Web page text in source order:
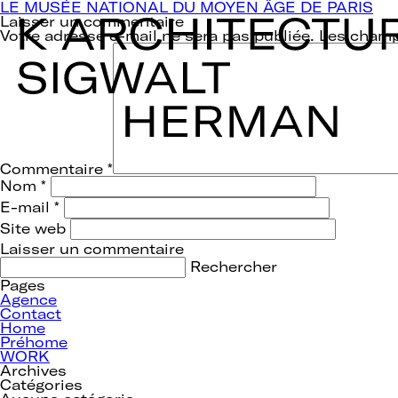
Navigation
de
l’article
LE MUSÉE NATIONAL DU MOYEN ÂGE DE PARIS
Laisser un commentaire
Votre adresse e-mail ne sera pas publiée. Les
Commentaire *
Nom *
E-mail *
Site web
Rechercher :
Pages
Agence
Contact
Home
Préhome
WORK
Archives
Catégories